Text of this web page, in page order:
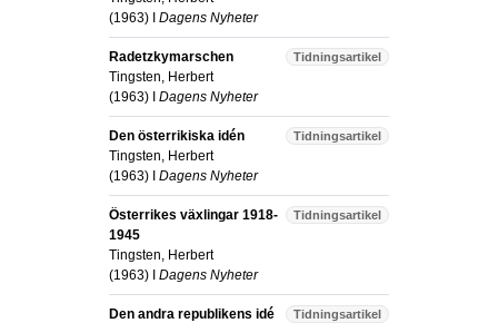
(1963) I Dagens Nyheter
Tidningsartikel
Radetzkymarschen
Tingsten, Herbert
(1963) I Dagens Nyheter
Tidningsartikel
Den österrikiska idén
Tingsten, Herbert
(1963) I Dagens Nyheter
Tidningsartikel
Österrikes växlingar 1918-
1945
Tingsten, Herbert
(1963) I Dagens Nyheter
Tidningsartikel
Den andra republikens idé